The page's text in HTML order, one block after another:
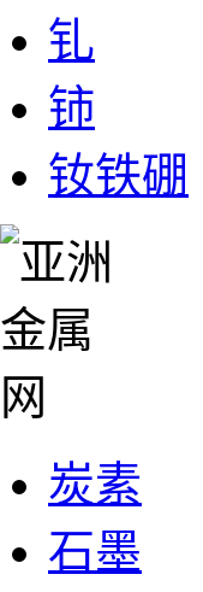
钆
铈
钕铁硼
炭素
石墨